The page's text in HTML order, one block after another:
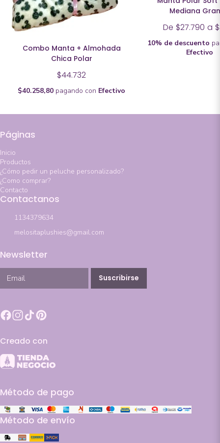
Combo Manta + Almohada
Chica Polar
$44.732
$40.258,80 pagando con Efectivo
Mediana
De $27.790 a
10% de descuento
Efectivo
Páginas
Inicio
Productos
¿Cómo pedir un peluche personalizado?
¿Como comprar?
Contacto
Contactanos
1134379634
melositaplushies@gmail.com
Newsletter
Suscribirse
Creado con
Método de pago
Método de envío